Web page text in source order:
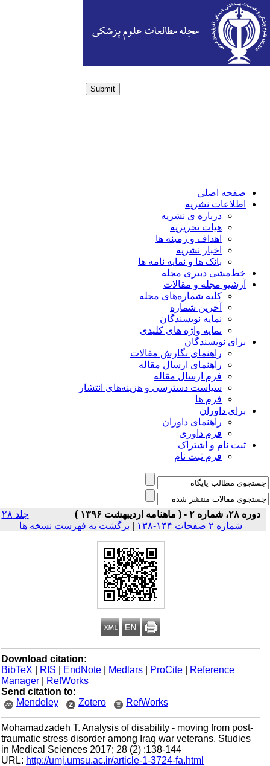
Submit
صفحه اصلی
اطلاعات نشریه
درباره ی نشریه
هیات تحریریه
اهداف و زمینه ها
اخبار نشریه
بانک ها و نمایه نامه ها
خط‌مشی دبیری مجله
آرشیو مجله و مقالات
کلیه شماره‌های مجله
آخرین شماره
نمایه نویسندگان
نمایه واژه های کلیدی
برای نویسندگان
راهنمای نگارش مقالات
راهنمای ارسال مقاله
فرم ارسال مقاله
سیاست دسترسی و هزینه‌های انتشار
فرم ها
برای داوران
راهنمای داوران
فرم داوری
ثبت نام و اشتراک
فرم ثبت نام
دوره ۲۸، شماره ۲ - ( ماهنامه اردیبهشت ۱۳۹۶ )
جلد ۲۸
شماره ۲ صفحات ۱۴۴-۱۳۸
| برگشت به فهرست نسخه ها
Download citation:
BibTeX
| RIS |EndNote |Medlars |ProCite |Reference
Manager
|RefWorks
Send citation to:
Mendeley
Zotero RefWorks
Mohamadzadeh T. Analysis of disability - moving from post-
traumatic stress disorder among Iraq war veterans. Studies
in Medical Sciences 2017; 28 (2) :138-144
URL:http://umj.umsu.ac.ir/article-1-3724-fa.html